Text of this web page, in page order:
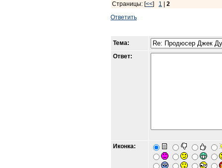
Страницы: [<<] 1
2
Ответить
Тема:
Ответ:
Иконка: